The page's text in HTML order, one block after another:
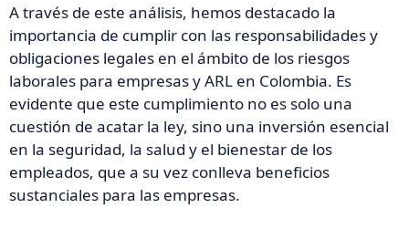
A través de este análisis, hemos destacado la
importancia de cumplir con las responsabilidades y
obligaciones legales en el ámbito de los riesgos
laborales para empresas y ARL en Colombia. Es
evidente que este cumplimiento no es solo una
cuestión de acatar la ley, sino una inversión esencial
en la seguridad, la salud y el bienestar de los
empleados, que a su vez conlleva beneficios
sustanciales para las empresas.